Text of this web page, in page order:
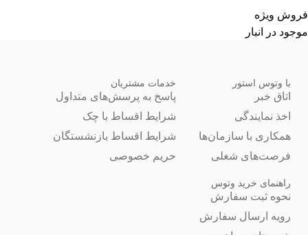
فروش ویژه
موجود در انبار
با وتوس استور
اتاق خبر
اخذ نمایندگی
همکاری با سازمان‌ها
فرصت‌های شغلی
خدمات مشتریان
پاسخ به پرسش‌های متداول
شرایط اقساط با چک
شرایط اقساط بازنشستگان
حریم خصوصی
راهنمای خرید وتوس
نحوه ثبت سفارش
رویه ارسال سفارش